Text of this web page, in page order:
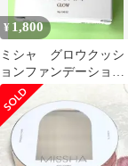
¥ 1,800
ミシャ グロウクッシ
ョンファンデーション
23